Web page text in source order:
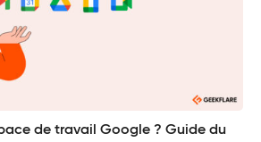
de travail Google ? Guide du